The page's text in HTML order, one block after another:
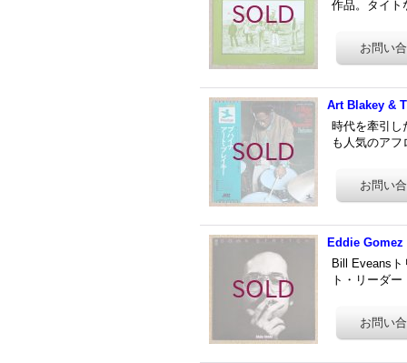
作品。タイ
Art Blakey &
時代を牽引し
も人気のア
Eddie
Bill Eveans
ト・リーダ